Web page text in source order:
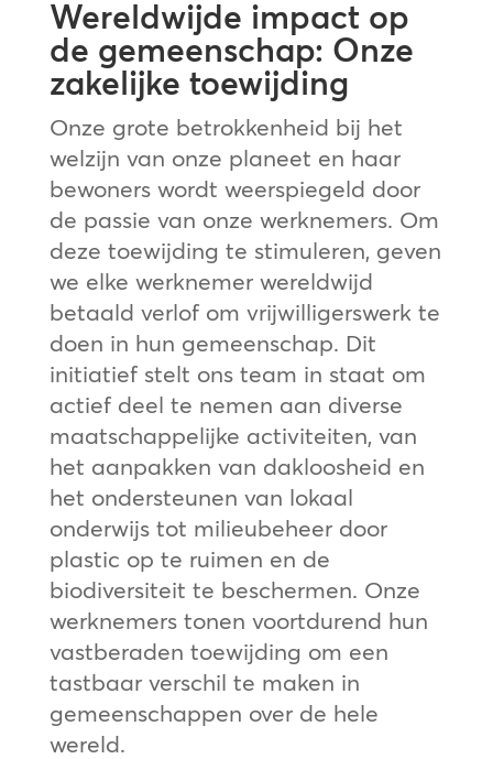
Wereldwijde impact op
de gemeenschap: Onze
zakelijke toewijding
Onze grote betrokkenheid bij het
welzijn van onze planeet en haar
bewoners wordt weerspiegeld door
de passie van onze werknemers. Om
deze toewijding te stimuleren, geven
we elke werknemer wereldwijd
betaald verlof om vrijwilligerswerk te
doen in hun gemeenschap. Dit
initiatief stelt ons team in staat om
actief deel te nemen aan diverse
maatschappelijke activiteiten, van
het aanpakken van dakloosheid en
het ondersteunen van lokaal
onderwijs tot milieubeheer door
plastic op te ruimen en de
biodiversiteit te beschermen. Onze
werknemers tonen voortdurend hun
vastberaden toewijding om een
tastbaar verschil te maken in
gemeenschappen over de hele
wereld.